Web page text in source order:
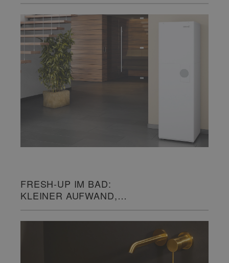
FRESH-UP IM BAD:
KLEINER AUFWAND,